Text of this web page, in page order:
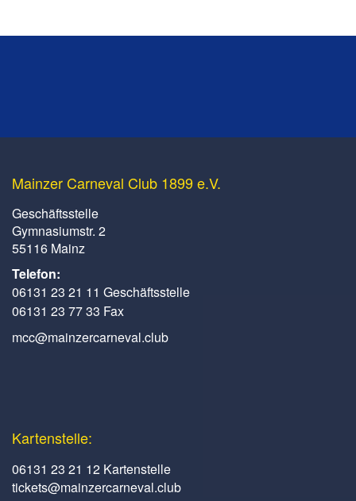
Mainzer Carneval Club 1899 e.V.
Geschäftsstelle
Gymnasiumstr. 2
55116 Mainz
Telefon:
06131 23 21 11 Geschäftsstelle
06131 23 77 33 Fax
mcc@mainzercarneval.club
Kartenstelle:
06131 23 21 12 Kartenstelle
tickets@mainzercarneval.club